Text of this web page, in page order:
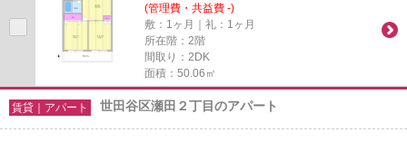
(管理費・共益費 -)
敷：1ヶ月｜礼：1ヶ月
所在階：2階
間取り：2DK
面積：50.06㎡
賃貸｜アパート 世田谷区瀬田２丁目のアパート